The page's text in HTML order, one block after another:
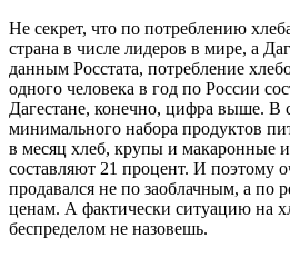
Не секрет, что по потреблению
страна в числе лидеров в мире, а
данным Росстата, потребление
одного человека в год по России
Дагестане, конечно, цифра выше. В
минимального набора продуктов
в месяц хлеб, крупы и макаронные
составляют 21 процент. И поэтому
продавался не по заоблачным, а
ценам. А фактически ситуацию на
беспределом не назовешь.